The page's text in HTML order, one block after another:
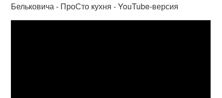
Бельковича - ПроСто кухня - YouTube-версия